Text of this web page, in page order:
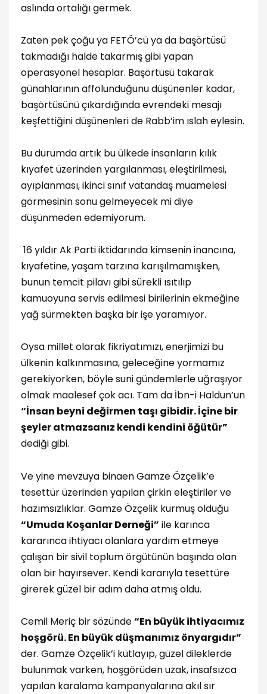
aslında ortalığı germek.
Zaten pek çoğu ya FETÖ’cü ya da başörtüsü
takmadığı halde takarmış gibi yapan
operasyonel hesaplar. Başörtüsü takarak
günahlarının affolunduğunu düşünenler kadar,
başörtüsünü çıkardığında evrendeki mesajı
keşfettiğini düşünenleri de Rabb’im ıslah eylesin.
Bu durumda artık bu ülkede insanların kılık
kıyafet üzerinden yargılanması, eleştirilmesi,
ayıplanması, ikinci sınıf vatandaş muamelesi
görmesinin sonu gelmeyecek mi diye
düşünmeden edemiyorum.
16 yıldır Ak Parti iktidarında kimsenin inancına,
kıyafetine, yaşam tarzına karışılmamışken,
bunun temcit pilavı gibi sürekli ısıtılıp
kamuoyuna servis edilmesi birilerinin ekmeğine
yağ sürmekten başka bir işe yaramıyor.
Oysa millet olarak fikriyatımızı, enerjimizi bu
ülkenin kalkınmasına, geleceğine yormamız
gerekiyorken, böyle suni gündemlerle uğraşıyor
olmak maalesef çok acı. Tam da İbn-i Haldun’un
“İnsan beyni değirmen taşı gibidir. İçine bir
şeyler atmazsanız kendi kendini öğütür”
dediği gibi.
Ve yine mevzuya binaen Gamze Özçelik’e
tesettür üzerinden yapılan çirkin eleştiriler ve
hazımsızlıklar. Gamze Özçelik kurmuş olduğu
“Umuda Koşanlar Derneği” ile karınca
kararınca ihtiyacı olanlara yardım etmeye
çalışan bir sivil toplum örgütünün başında olan
olan bir hayırsever. Kendi kararıyla tesettüre
girerek güzel bir adım daha atmış oldu.
Cemil Meriç bir sözünde“En büyük ihtiyacımız
hoşgörü. En büyük düşmanımız önyargıdır”
der. Gamze Özçelik’i kutlayıp, güzel dileklerde
bulunmak varken, hoşgörüden uzak, insafsızca
yapılan karalama kampanyalarına akıl sır